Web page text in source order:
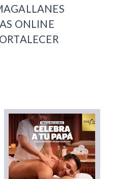
ONLINE